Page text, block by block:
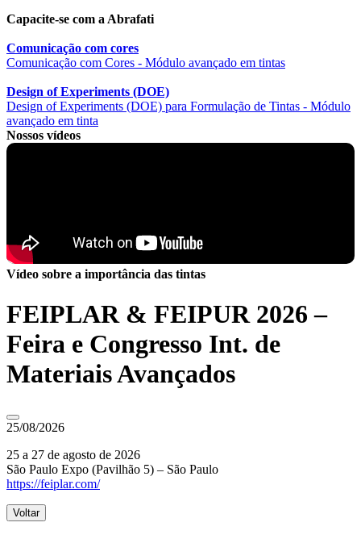
Capacite-se com a Abrafati
Comunicação com cores
Comunicação com Cores - Módulo avançado em tintas
Design of Experiments (DOE)
Design of Experiments (DOE) para Formulação de Tintas - Módulo
avançado em tinta
Nossos vídeos
Vídeo sobre a importância das tintas
FEIPLAR & FEIPUR 2026 –
Feira e Congresso Int. de
Materiais Avançados
25/08/2026
25 a 27 de agosto de 2026
São Paulo Expo (Pavilhão 5) – São Paulo
https://feiplar.com/
Voltar